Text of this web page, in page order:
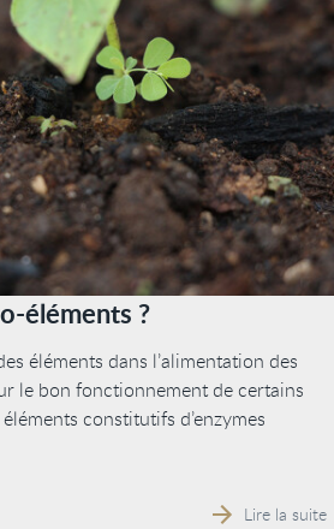
éléments ?
éléments dans l’alimentation des
le bon fonctionnement de certains
constitutifs d’enzymes
Lire la suite